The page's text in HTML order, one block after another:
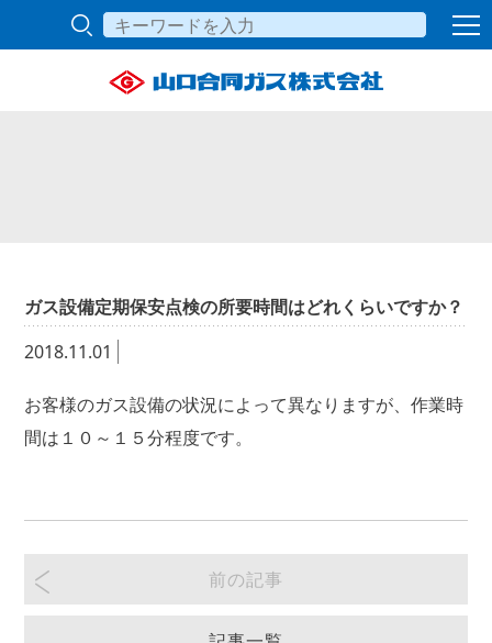
ガス設備定期保安点検の所要時間はどれくらいですか？
2018.11.01
お客様のガス設備の状況によって異なりますが、作業時
間は１０～１５分程度です。
前の記事